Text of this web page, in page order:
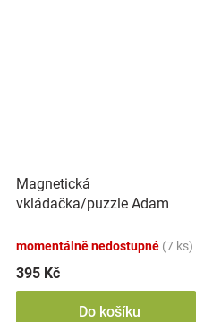
Magnetická
vkládačka/puzzle Adam
momentálně nedostupné (7 ks)
395 Kč
Do košíku